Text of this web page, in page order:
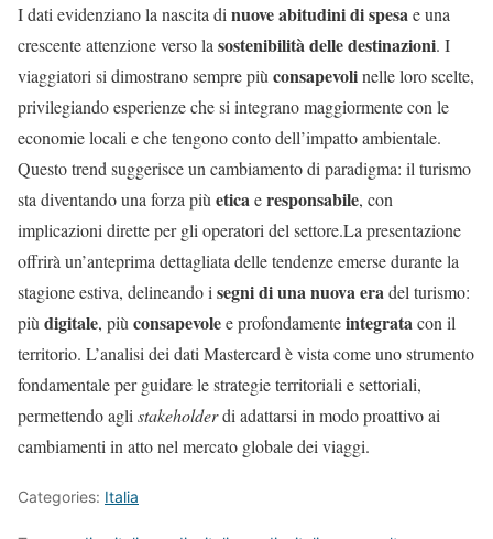
I dati evidenziano la nascita dinuove abitudini di spesae una
crescente attenzione verso lasostenibilità delle destinazioni. I
viaggiatori si dimostrano sempre piùconsapevolinelle loro scelte,
privilegiando esperienze che si integrano maggiormente con le
economie locali e che tengono conto dell’impatto ambientale.
Questo trend suggerisce un cambiamento di paradigma: il turismo
sta diventando una forza piùeticaeresponsabile, con
implicazioni dirette per gli operatori del settore.La presentazione
offrirà un’anteprima dettagliata delle tendenze emerse durante la
stagione estiva, delineando isegni di una nuova eradel turismo:
piùdigitale, piùconsapevolee profondamenteintegratacon il
territorio. L’analisi dei dati Mastercard è vista come uno strumento
fondamentale per guidare le strategie territoriali e settoriali,
permettendo aglistakeholderdi adattarsi in modo proattivo ai
cambiamenti in atto nel mercato globale dei viaggi.
Categories: Italia